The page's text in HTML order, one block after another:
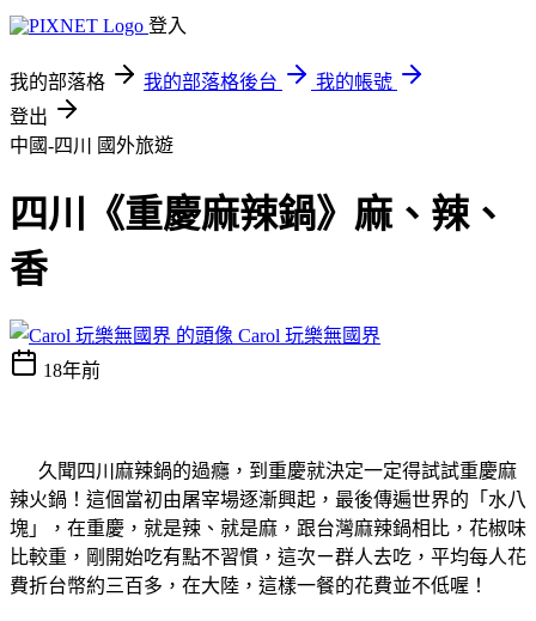
登入
我的部落格 我的部落格後台
我的帳號
登出
中國-四川
國外旅遊
四川《重慶麻辣鍋》麻、辣、
香
Carol 玩樂無國界
18年前
久聞四川麻辣鍋的過癮，到重慶就決定一定得試試重慶麻
辣火鍋！這個當初由屠宰場逐漸興起，最後傳遍世界的「水八
塊」，在重慶，就是辣、就是麻，跟台灣麻辣鍋相比，花椒味
比較重，剛開始吃有點不習慣，這次ㄧ群人去吃，平均每人花
費折台幣約三百多，在大陸，這樣一餐的花費並不低喔！